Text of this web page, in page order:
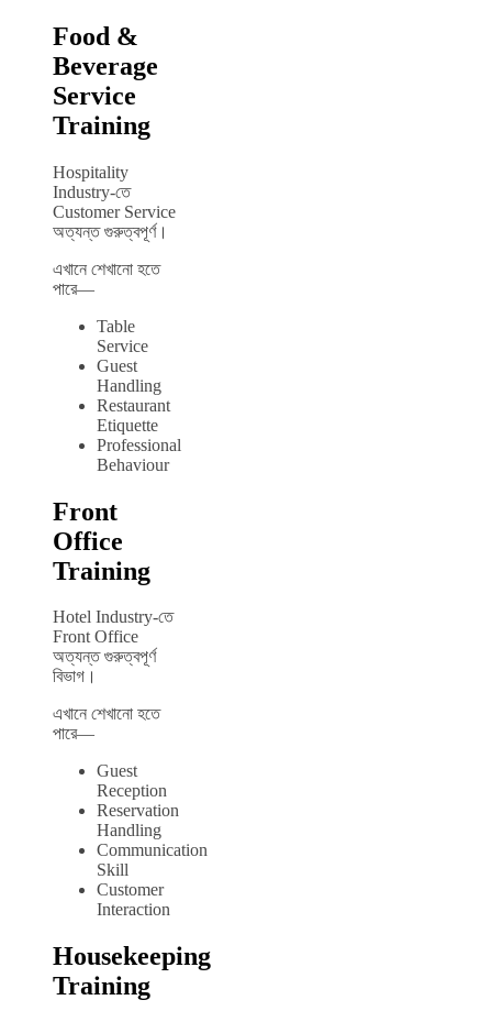
Food &
Beverage
Service
Training
Hospitality
Industry-তে
Customer Service
অত্যন্ত গুরুত্বপূর্ণ।
এখানে শেখানো হতে
পারে—
Table
Service
Guest
Handling
Restaurant
Etiquette
Professional
Behaviour
Front
Office
Training
Hotel Industry-তে
Front Office
অত্যন্ত গুরুত্বপূর্ণ
বিভাগ।
এখানে শেখানো হতে
পারে—
Guest
Reception
Reservation
Handling
Communication
Skill
Customer
Interaction
Housekeeping
Training